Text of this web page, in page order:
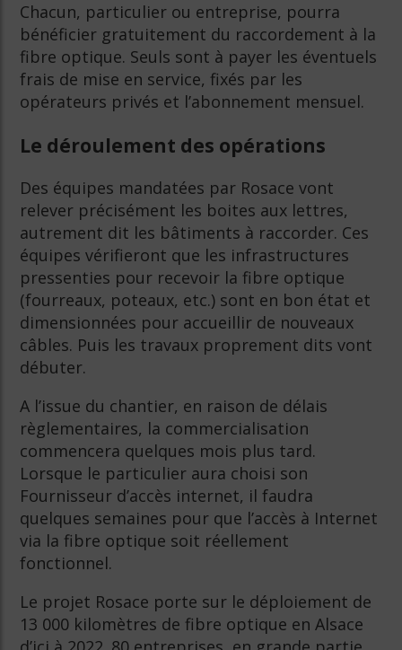
Chacun, particulier ou entreprise, pourra
bénéficier gratuitement du raccordement à la
fibre optique. Seuls sont à payer les éventuels
frais de mise en service, fixés par les
opérateurs privés et l’abonnement mensuel.
Le déroulement des opérations
Des équipes mandatées par Rosace vont
relever précisément les boites aux lettres,
autrement dit les bâtiments à raccorder. Ces
équipes vérifieront que les infrastructures
pressenties pour recevoir la fibre optique
(fourreaux, poteaux, etc.) sont en bon état et
dimensionnées pour accueillir de nouveaux
câbles. Puis les travaux proprement dits vont
débuter.
A l’issue du chantier, en raison de délais
règlementaires, la commercialisation
commencera quelques mois plus tard.
Lorsque le particulier aura choisi son
Fournisseur d’accès internet, il faudra
quelques semaines pour que l’accès à Internet
via la fibre optique soit réellement
fonctionnel.
Le projet Rosace porte sur le déploiement de
13 000 kilomètres de fibre optique en Alsace